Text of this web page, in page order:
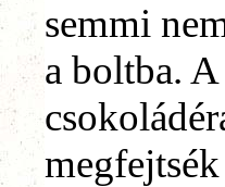
semmi
a boltba.